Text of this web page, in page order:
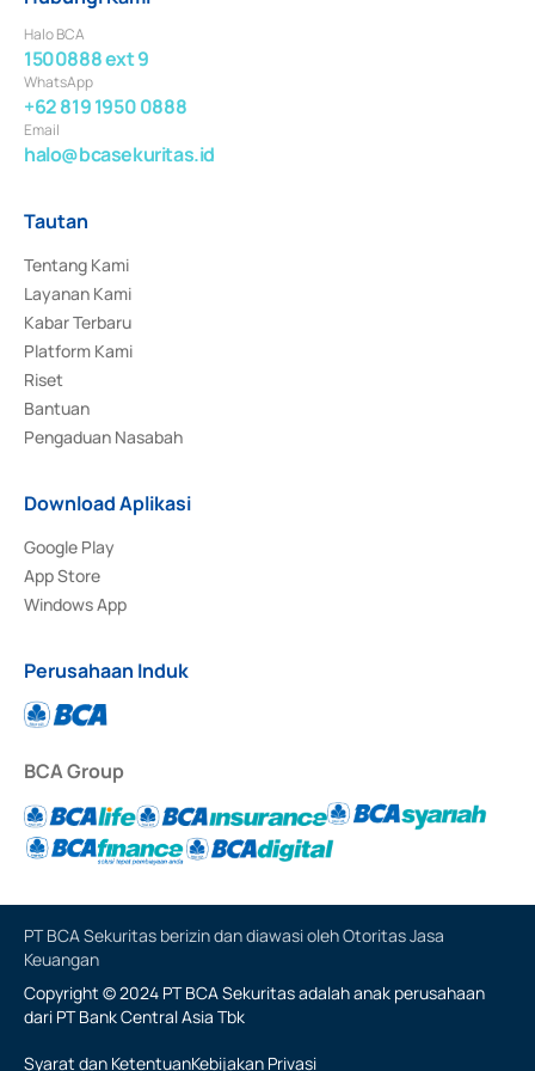
Halo BCA
1500888 ext 9
WhatsApp
+62 819 1950 0888
Email
halo@bcasekuritas.id
Tautan
Tentang Kami
Layanan Kami
Kabar Terbaru
Platform Kami
Riset
Bantuan
Pengaduan Nasabah
Download Aplikasi
Google Play
App Store
Windows App
Perusahaan Induk
BCA Group
PT BCA Sekuritas berizin dan diawasi oleh Otoritas Jasa
Keuangan
Copyright © 2024 PT BCA Sekuritas adalah anak perusahaan
dari PT Bank Central Asia Tbk
Syarat dan KetentuanKebijakan Privasi